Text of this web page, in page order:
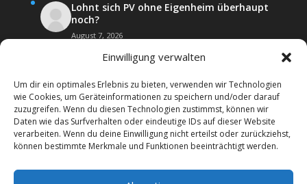
Einwilligung verwalten
Um dir ein optimales Erlebnis zu bieten, verwenden wir Technologien
wie Cookies, um Geräteinformationen zu speichern und/oder darauf
zuzugreifen. Wenn du diesen Technologien zustimmst, können wir
Daten wie das Surfverhalten oder eindeutige IDs auf dieser Website
verarbeiten. Wenn du deine Einwilligung nicht erteilst oder zurückziehst,
können bestimmte Merkmale und Funktionen beeinträchtigt werden.
Lohnt sich PV ohne Eigenheim überhaupt
noch?
August 7, 2026
Kontakt
Impressum
Datenschutz­erklärung
Forenregeln